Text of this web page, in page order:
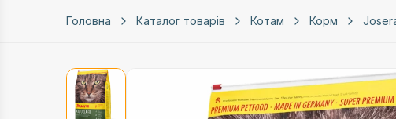
Головна Каталог товарів Котам Корм